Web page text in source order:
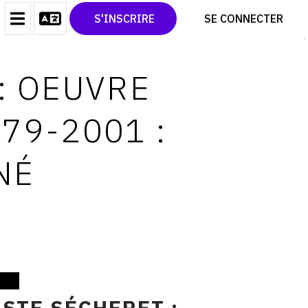
S'INSCRIRE SE CONNECTER
CONTACT
CGU
TWITTER
PINTEREST
2001 :